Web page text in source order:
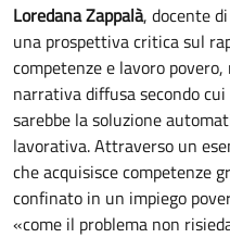
Loredana Zappalà, docente
una prospettiva critica sul
competenze e lavoro
narrativa diffusa secondo
sarebbe la soluzione
lavorativa. Attraverso un
che acquisisce competenze
confinato in un impiego
«come il problema non